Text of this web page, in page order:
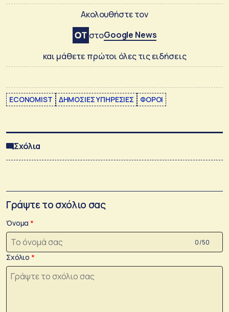
Ακολουθήστε τον
στοGoogle News
και μάθετε πρώτοι όλες τις ειδήσεις
ECONOMIST ΔΗΜΟΣΙΕΣ ΥΠΗΡΕΣΙΕΣ ΦΟΡΟΙ
Σχόλια
Γράψτε το σχόλιο σας
Όνομα
0 /50
Σχόλιο